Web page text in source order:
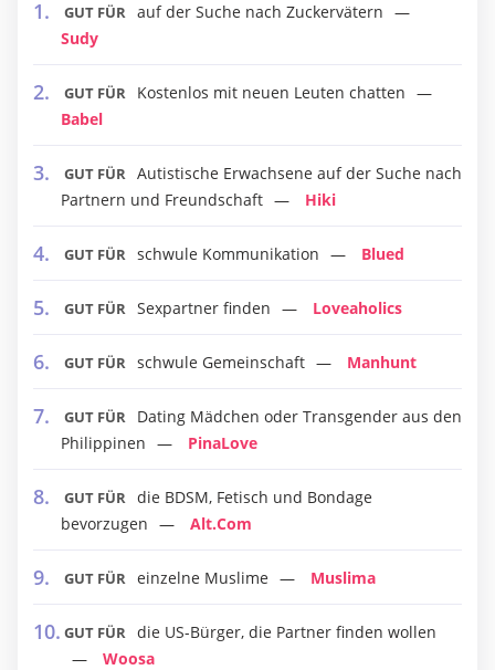
GUT FÜR auf der Suche nach Zuckervätern
Sudy
GUT FÜR
Kostenlos mit neuen Leuten chatten
Babel
GUT FÜR Autistische Erwachsene auf der Suche nach
Partnern und Freundschaft
Hiki
GUT FÜR schwule Kommunikation Blued
GUT FÜR Sexpartner finden Loveaholics
GUT FÜR schwule Gemeinschaft Manhunt
GUT FÜR
Dating Mädchen oder Transgender aus den
Philippinen
PinaLove
GUT FÜR die BDSM, Fetisch und Bondage
bevorzugen
Alt.Com
GUT FÜR einzelne Muslime Muslima
GUT FÜR die US-Bürger, die Partner finden wollen
Woosa